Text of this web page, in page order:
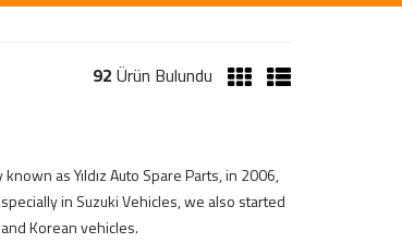
92 Ürün Bulundu
as Yıldız Auto Spare Parts, in 2006,
in Suzuki Vehicles, we also started
Korean vehicles.